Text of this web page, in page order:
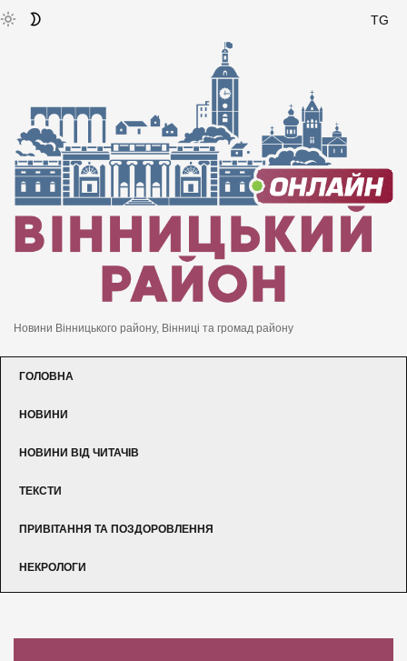
TG
Новини Вінницького району, Вінниці та громад району
ГОЛОВНА
НОВИНИ
НОВИНИ ВІД ЧИТАЧІВ
ТЕКСТИ
ПРИВІТАННЯ ТА ПОЗДОРОВЛЕННЯ
НЕКРОЛОГИ